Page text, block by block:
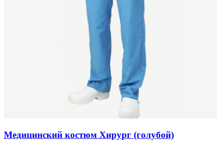
Медицинский костюм Хирург (голубой)